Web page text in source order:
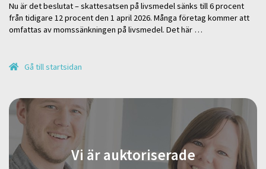
Nu är det beslutat – skattesatsen på livsmedel sänks till 6 procent
från tidigare 12 procent den 1 april 2026. Många företag kommer att
omfattas av momssänkningen på livsmedel. Det här …
Gå till startsidan
Vi är auktoriserade